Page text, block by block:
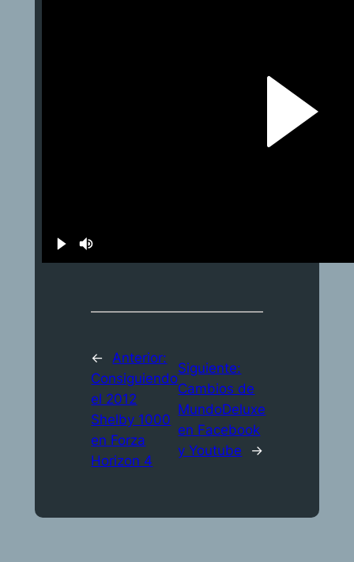
←
Anterior:
Consiguiendo
el 2012
Shelby 1000
en Forza
Horizon 4
Siguiente:
Cambios de
MundoDeluxe
en Facebook
y Youtube
→